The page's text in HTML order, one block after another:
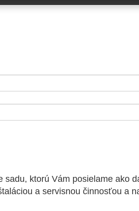
ktorú Vám posielame ako
a servisnou činnosťou a